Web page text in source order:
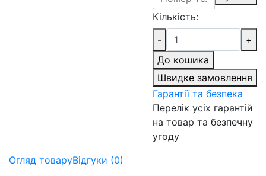
Кількість:
-
+
До кошика
Швидке замовлення
Гарантії та безпека
Перелік усіх гарантій
на товар та безпечну
угоду
Огляд товаруВідгуки (0)